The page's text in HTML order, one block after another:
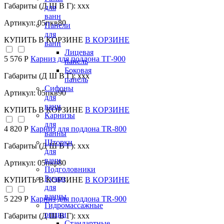
для
ванн
Панели
для
ванн
Лицевая
панель
Боковая
панель
Сифоны
для
ванн
Карнизы
для
ванны
Шторки
для
ванн
Подголовники
Ручки
для
ванны
Гидромассажные
опции
Габариты (Д Ш В Г): xxx
Артикул: 05пкв80
КУПИТЬ В КОРЗИНЕ В КОРЗИНЕ
5 576 Р Карниз для поддона TГ-900
Габариты (Д Ш В Г): xxx
Артикул: 05пкв90
КУПИТЬ В КОРЗИНЕ В КОРЗИНЕ
4 820 Р Карниз для поддона TR-800
Габариты (Д Ш В Г): xxx
Артикул: 05пкр80
КУПИТЬ В КОРЗИНЕ В КОРЗИНЕ
5 229 Р Карниз для поддона TR-900
Габариты (Д Ш В Г): xxx